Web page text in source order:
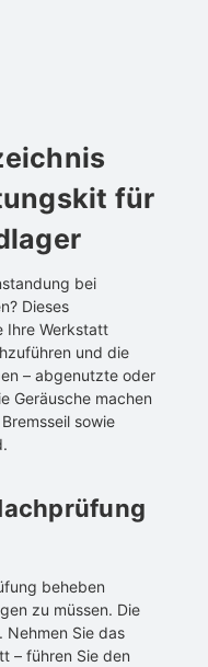
für
bei
Dieses
Ihre Werkstatt
und die
– abgenutzte oder
Geräusche machen
sowie
beheben
zu müssen. Die
Nehmen Sie das
– führen Sie den